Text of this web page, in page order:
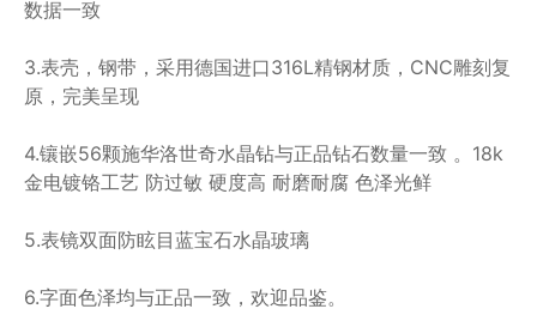
数据一致
3.表壳，钢带，采用德国进口316L精钢材质，CNC雕刻复
原，完美呈现
4.镶嵌56颗施华洛世奇水晶钻与正品钻石数量一致 。18k
金电镀铬工艺 防过敏 硬度高 耐磨耐腐 色泽光鲜
5.表镜双面防眩目蓝宝石水晶玻璃
6.字面色泽均与正品一致，欢迎品鉴。